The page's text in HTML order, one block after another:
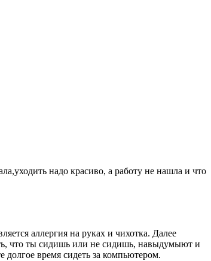
надо красиво, а работу не нашла и что
аллергия на руках и чихотка. Далее
что ты сидишь или не сидишь, навыдумыют и
долгое время сидеть за компьютером.